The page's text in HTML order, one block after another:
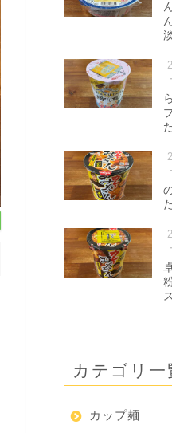
カテゴリ一
カップ麺